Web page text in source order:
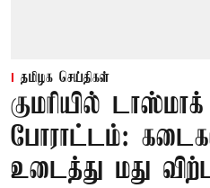
தமிழக செய்திகள்
குமரியில்
போராட்டம்:
உடைத்து மது